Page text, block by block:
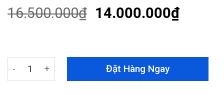
customer
ratings
16.500.000₫ 14.000.000₫
Màn hình Teyes CC3 2K Xe Mazda CX5 2018 quantity
Đặt Hàng Ngay